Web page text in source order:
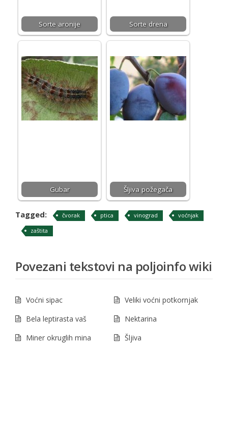
Sorte aronije Sorte drena
Gubar Šljiva požegača
Tagged: čvorak ptica vinograd
voćnjak
zaštita
Povezani tekstovi na poljoinfo wiki
Voćni sipac
Veliki voćni potkornjak
Bela leptirasta vaš
Nektarina
Miner okruglih mina
Šljiva